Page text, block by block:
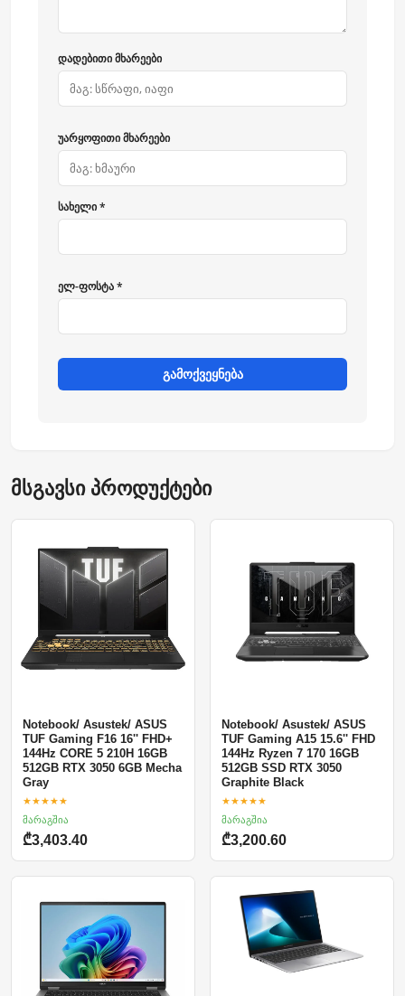
დადებითი მხარეები
უარყოფითი მხარეები
სახელი *
ელ-ფოსტა *
გამოქვეყნება
მსგავსი პროდუქტები
Notebook/ Asustek/ ASUS
TUF Gaming F16 16'' FHD+
144Hz CORE 5 210H 16GB
512GB RTX 3050 6GB Mecha
Gray
★★★★★
მარაგშია
₾3,403.40
Notebook/ Asustek/ ASUS
TUF Gaming A15 15.6'' FHD
144Hz Ryzen 7 170 16GB
512GB SSD RTX 3050
Graphite Black
★★★★★
მარაგშია
₾3,200.60